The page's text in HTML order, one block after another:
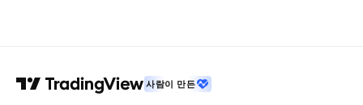
사람이 만든